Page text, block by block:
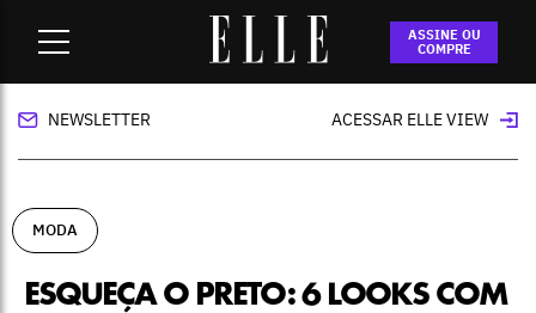
ASSINE OU
COMPRE
Esqueça o preto: 6 looks com calça marrom
que provam sua versatilidade
NEWSLETTER ACESSAR ELLE VIEW
MODA
ESQUEÇA O PRETO: 6 LOOKS COM